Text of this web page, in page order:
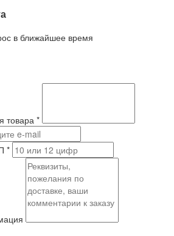
в ближайшее время
товара *
*